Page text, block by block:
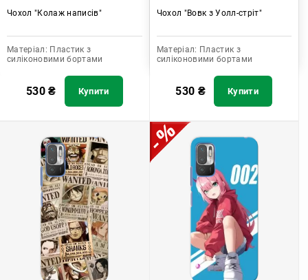
Чохол "Колаж написів"
Матеріал: Пластик з
силіконовими бортами
530₴ Купити
Чохол "Вовк з Уолл-стріт"
Матеріал: Пластик з
силіконовими бортами
530 ₴ Купити